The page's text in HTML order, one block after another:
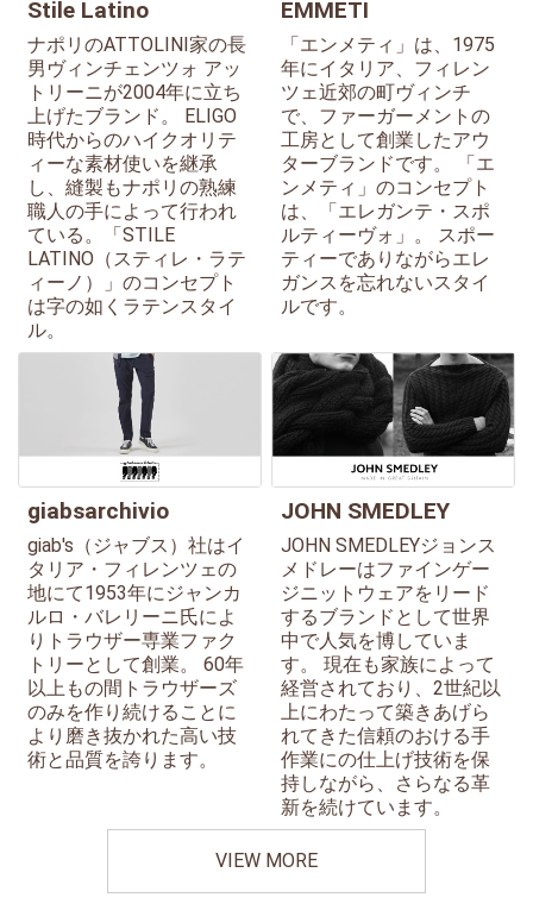
Stile Latino
ナポリのATTOLINI家の長
男ヴィンチェンツォ アッ
トリーニが2004年に立ち
上げたブランド。 ELIGO
時代からのハイクオリテ
ィーな素材使いを継承
し、縫製もナポリの熟練
職人の手によって行われ
ている。「STILE
LATINO（スティレ・ラテ
ィーノ）」のコンセプト
は字の如くラテンスタイ
ル。
EMMETI
「エンメティ」は、1975
年にイタリア、フィレン
ツェ近郊の町ヴィンチ
で、ファーガーメントの
工房として創業したアウ
ターブランドです。 「エ
ンメティ」のコンセプト
は、「エレガンテ・スポ
ルティーヴォ」。 スポー
ティーでありながらエレ
ガンスを忘れないスタイ
ルです。
giabsarchivio
giab's（ジャブス）社はイ
タリア・フィレンツェの
地にて1953年にジャンカ
ルロ・バレリーニ氏によ
りトラウザー専業ファク
トリーとして創業。 60年
以上もの間トラウザーズ
のみを作り続けることに
より磨き抜かれた高い技
術と品質を誇ります。
JOHN SMEDLEY
JOHN SMEDLEYジョンス
メドレーはファインゲー
ジニットウェアをリード
するブランドとして世界
中で人気を博していま
す。 現在も家族によって
経営されており、2世紀以
上にわたって築きあげら
れてきた信頼のおける手
作業にの仕上げ技術を保
持しながら、さらなる革
新を続けています。
VIEW MORE